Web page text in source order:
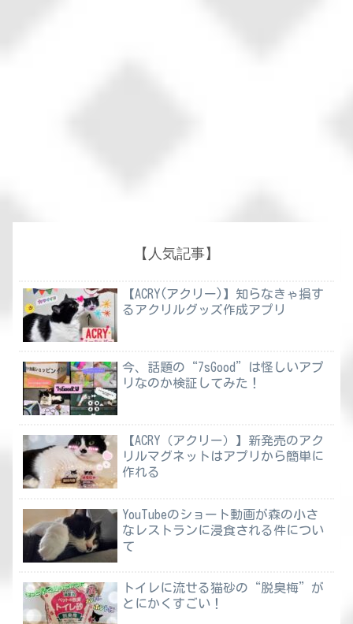
【人気記事】
【ACRY(アクリー)】知らなきゃ損す
るアクリルグッズ作成アプリ
今、話題の“7sGood”は怪しいアプ
リなのか検証してみた！
【ACRY（アクリー）】新発売のアク
リルマグネットはアプリから簡単に
作れる
YouTubeのショート動画が森の小さ
なレストランに浸食される件につい
て
トイレに流せる猫砂の“脱臭梅”が
とにかくすごい！